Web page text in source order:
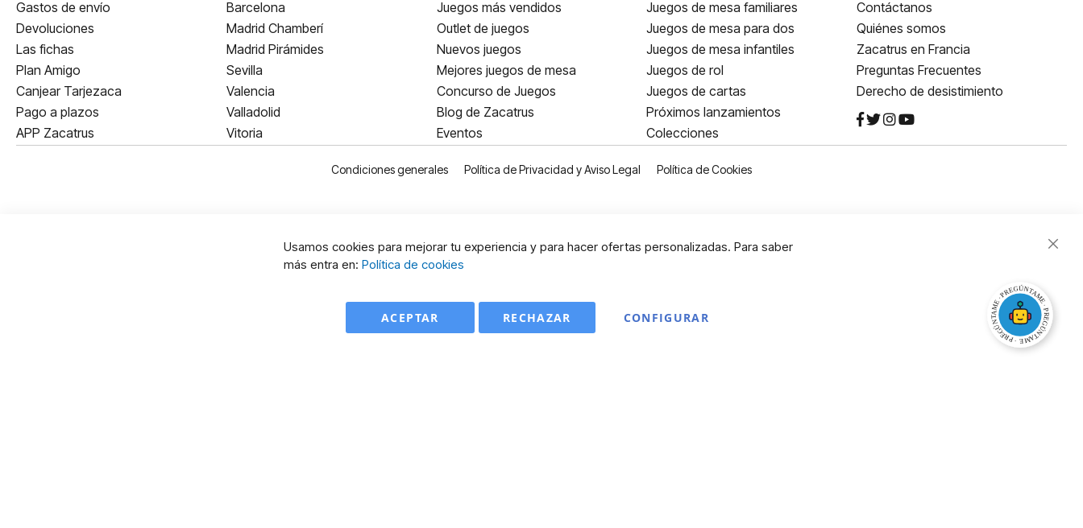
Gastos de envío
Devoluciones
Las fichas
Plan Amigo
Canjear Tarjezaca
Pago a plazos
APP Zacatrus
Barcelona
Madrid Chamberí
Madrid Pirámides
Sevilla
Valencia
Valladolid
Vitoria
Juegos más vendidos
Outlet de juegos
Nuevos juegos
Mejores juegos de mesa
Concurso de Juegos
Blog de Zacatrus
Eventos
Juegos de mesa familiares
Juegos de mesa para dos
Juegos de mesa infantiles
Juegos de rol
Juegos de cartas
Próximos lanzamientos
Colecciones
Contáctanos
Quiénes somos
Zacatrus en Francia
Preguntas Frecuentes
Derecho de desistimiento
Condiciones generales Política de Privacidad y Aviso Legal Política de Cookies
Usamos cookies para mejorar tu experiencia y para hacer ofertas personalizadas. Para saber
más entra en: Política de cookies
ACEPTAR CONFIGURAR
RECHAZAR